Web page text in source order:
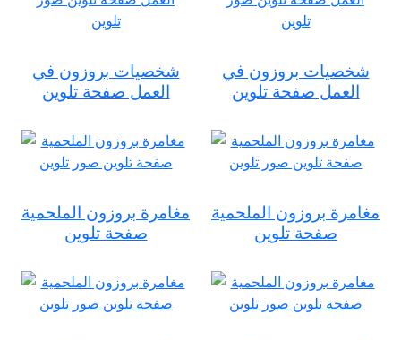
شخصيات بروزون في
العمل صفحة تلوين
شخصيات بروزون في
العمل صفحة تلوين
مغامرة بروزون الملحمية
صفحة تلوين
مغامرة بروزون الملحمية
صفحة تلوين